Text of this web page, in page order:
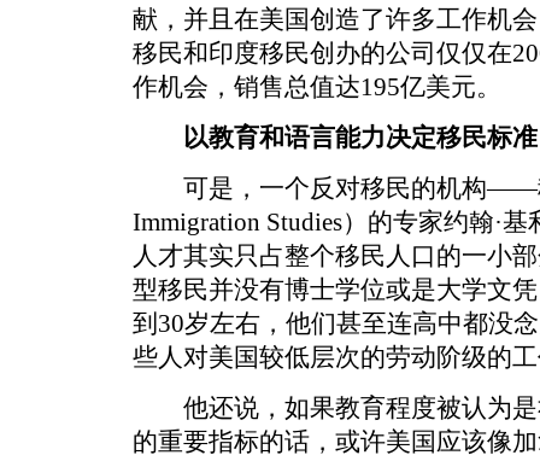
献，并且在美国创造了许多工作机
移民和印度移民创办的公司仅仅在
作机会，销售总值达195亿美元。
以教育和语言能力决定移民标
可是，一个反对移民的机构——
Immigration Studies）的专家约翰·
人才其实只占整个移民人口的一小
型移民并没有博士学位或是大学文
到30岁左右，他们甚至连高中都没
些人对美国较低层次的劳动阶级的
他还说，如果教育程度被认为是
的重要指标的话，或许美国应该像